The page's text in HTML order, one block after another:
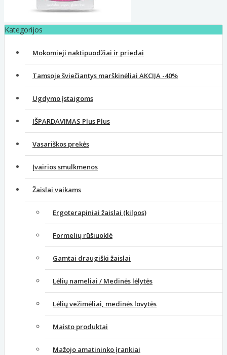
Kategorijos
Mokomieji naktipuodžiai ir priedai
Tamsoje šviečiantys marškinėliai AKCIJA -40%
Ugdymo įstaigoms
IŠPARDAVIMAS Plus Plus
Vasariškos prekės
Įvairios smulkmenos
Žaislai vaikams
Ergoterapiniai žaislai (kilpos)
Formelių rūšiuoklė
Gamtai draugiški žaislai
Lėlių nameliai / Medinės lėlytės
Lėlių vežimėliai, medinės lovytės
Maisto produktai
Mažojo amatininko įrankiai